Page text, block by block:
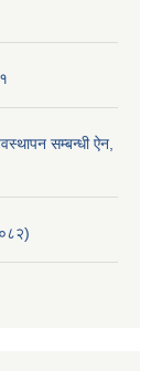
सम्बन्धी ऐन,